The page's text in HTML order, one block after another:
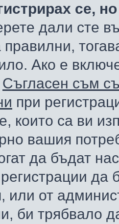
се,
дали сте
правилни,
Ако е
Съгласен съм
при
които са ви
вашия
да бъдат
да
или от
би трябвало